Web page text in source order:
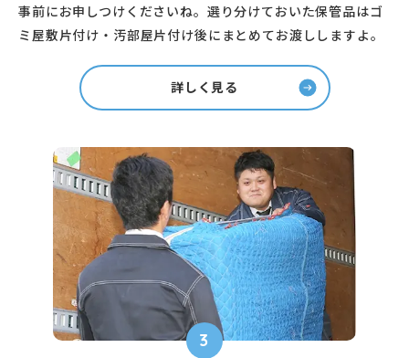
事前にお申しつけくださいね。選り分けておいた保管品はゴ
ミ屋敷片付け・汚部屋片付け後にまとめてお渡ししますよ。
詳しく見る
3